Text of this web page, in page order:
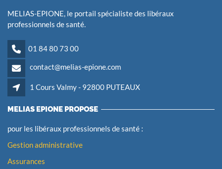
MELIAS-EPIONE, le portail spécialiste des libéraux
professionnels de santé.
01 84 80 73 00
contact@melias-epione.com
1 Cours Valmy - 92800 PUTEAUX
MELIAS EPIONE PROPOSE
pour les libéraux professionnels de santé :
Gestion administrative
Assurances